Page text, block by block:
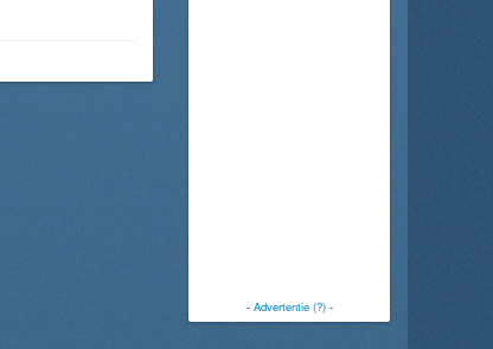
- Advertentie (?)-